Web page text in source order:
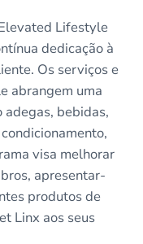
Lifestyle
dedicação à
Os serviços e
abrangem uma
bebidas,
visa melhorar
apresentar-
produtos de
Linx aos seus